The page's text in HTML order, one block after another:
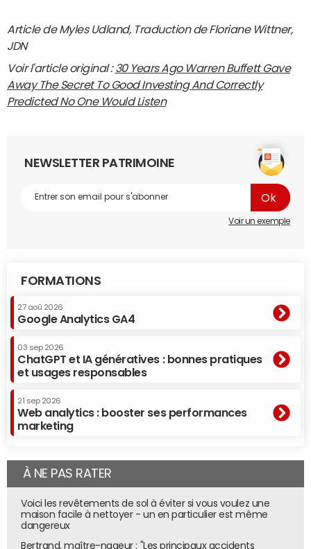
Article de Myles Udland, Traduction de Floriane Wittner,
JDN
Voir l'article original :30 Years Ago Warren Buffett Gave
Away The Secret To Good Investing And Correctly
Predicted No One Would Listen
NEWSLETTER PATRIMOINE
Voir un exemple
FORMATIONS
27 aoû 2026
Google Analytics GA4
03 sep 2026
ChatGPT et IA génératives : bonnes pratiques
et usages responsables
21 sep 2026
Web analytics : booster ses performances
marketing
À NE PAS RATER
Voici les revêtements de sol à éviter si vous voulez une
maison facile à nettoyer - un en particulier est même
dangereux
Bertrand, maître-nageur : "Les principaux accidents